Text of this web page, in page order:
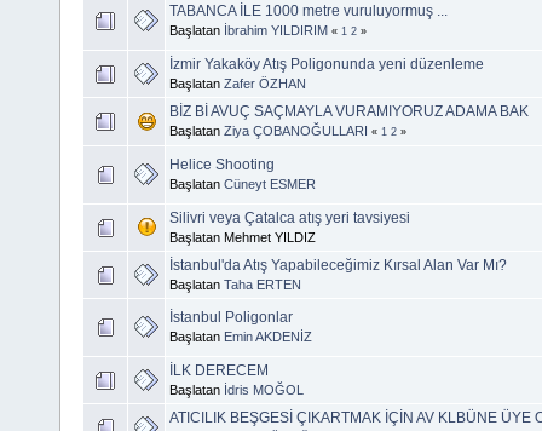
TABANCA İLE 1000 metre vuruluyormuş ...
Başlatan İbrahim YILDIRIM « 1 2 »
İzmir Yakaköy Atış Poligonunda yeni düzenleme
Başlatan Zafer ÖZHAN
BİZ Bİ AVUÇ SAÇMAYLA VURAMIYORUZ ADAMA BAK
Başlatan Ziya ÇOBANOĞULLARI « 1 2 »
Helice Shooting
Başlatan Cüneyt ESMER
Silivri veya Çatalca atış yeri tavsiyesi
Başlatan Mehmet YILDIZ
İstanbul'da Atış Yapabileceğimiz Kırsal Alan Var Mı?
Başlatan Taha ERTEN
İstanbul Poligonlar
Başlatan Emin AKDENİZ
İLK DERECEM
Başlatan İdris MOĞOL
ATICILIK BEŞGESİ ÇIKARTMAK İÇİN AV KLBÜNE ÜYE